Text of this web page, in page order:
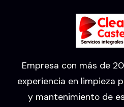
Empresa con más de
experiencia en limpieza
y mantenimiento de